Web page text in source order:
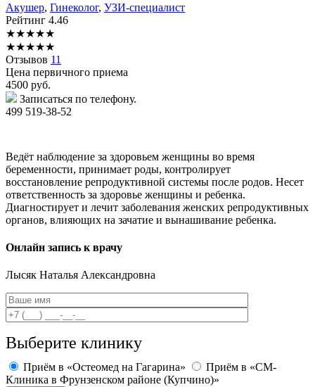
Акушер, Гинеколог, УЗИ-специалист
Рейтинг 4.46
★★★★★
★★★★★
Отзывов 11
Цена первичного приема
4500 руб.
Записаться по телефону.
499 519-38-52
Ведёт наблюдение за здоровьем женщины во время
беременности, принимает роды, контролирует
восстановление репродуктивной системы после родов. Несет
ответственность за здоровье женщины и ребенка.
Диагностирует и лечит заболевания женских репродуктивных
органов, влияющих на зачатие и вынашивание ребенка.
Онлайн запись к врачу
Лысяк Наталья Александровна
Выберите клинику
Приём в «Остеомед на Гагарина»
Приём в «СМ-
Клиника в Фрунзенском районе (Купчино)»